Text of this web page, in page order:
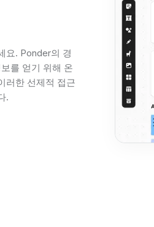
요. Ponder의 경
를 얻기 위해 온
러한 선제적 접근
.